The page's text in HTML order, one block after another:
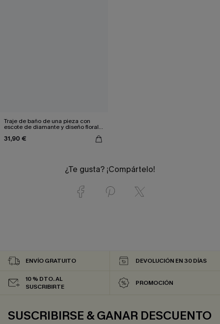
Traje de baño de una pieza con
escote de diamante y diseño floral
31,90 €
¿Te gusta? ¡Compártelo!
ENVÍO GRATUITO DEVOLUCIÓN EN 30 DÍAS
10 % DTO. AL
SUSCRIBIRTE
PROMOCIÓN
SUSCRIBIRSE & GANAR DESCUENTO